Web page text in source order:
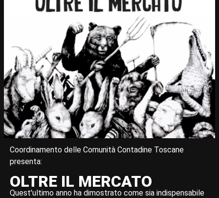
Coordinamento delle Comunità Contadine Toscane
presenta:
OLTRE IL MERCATO
Quest'ultimo anno ha dimostrato come sia indispensabile